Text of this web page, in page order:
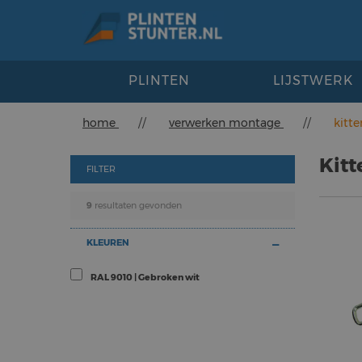
PLINTEN LIJSTWERK
home // verwerken montage //
FILTER
9 resultaten gevonden
KLEUREN
RAL 9010 | Gebroken wit